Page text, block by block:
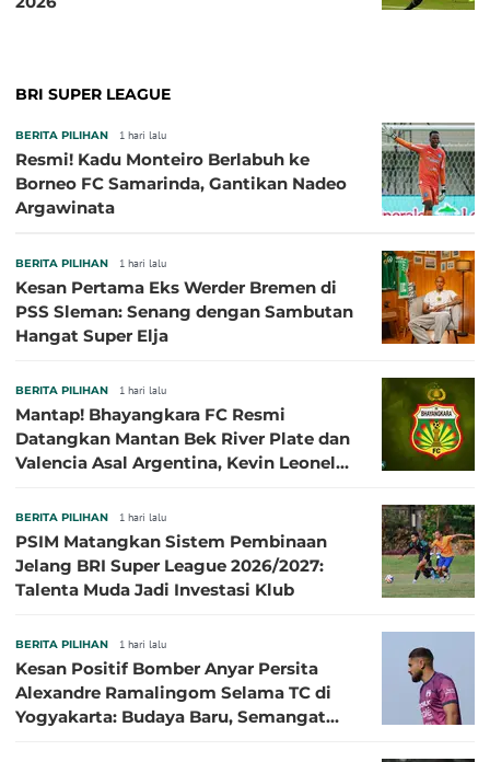
BRI SUPER LEAGUE
BERITA PILIHAN 1 hari lalu
Resmi! Kadu Monteiro Berlabuh ke
Borneo FC Samarinda, Gantikan Nadeo
Argawinata
BERITA PILIHAN 1 hari lalu
Kesan Pertama Eks Werder Bremen di
PSS Sleman: Senang dengan Sambutan
Hangat Super Elja
BERITA PILIHAN 1 hari lalu
Mantap! Bhayangkara FC Resmi
Datangkan Mantan Bek River Plate dan
Valencia Asal Argentina, Kevin Leonel
BERITA PILIHAN 1 hari lalu
PSIM Matangkan Sistem Pembinaan
Jelang BRI Super League 2026/2027:
Talenta Muda Jadi Investasi Klub
BERITA PILIHAN 1 hari lalu
Kesan Positif Bomber Anyar Persita
Alexandre Ramalingom Selama TC di
Yogyakarta: Budaya Baru, Semangat